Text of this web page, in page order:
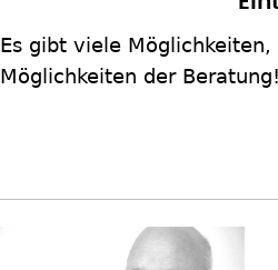
Es gibt viele
Möglichkeiten der